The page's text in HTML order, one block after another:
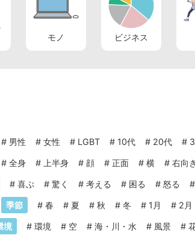
モノ ビジネス
# 男性 # 女性 # LGBT # 10代 # 20代 #
# 全身 # 上半身 # 顔 # 正面 # 横 # 右向き
# 喜ぶ # 驚く # 考える # 困る # 怒る #
季節 # 春 # 夏 # 秋 # 冬 # 1月 # 2月
境 # 環境 # 空 # 海・川・水 # 風景 #